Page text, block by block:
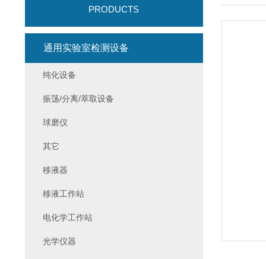
PRODUCTS
通用实验室检测设备
纯化设备
振荡/分离/萃取设备
球磨仪
其它
移液器
移液工作站
电化学工作站
光学仪器